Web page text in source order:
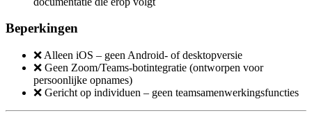
Beperkingen
❌ Alleen iOS – geen Android- of desktopversie
❌ Geen Zoom/Teams-botintegratie (ontworpen voor
persoonlijke opnames)
❌ Gericht op individuen – geen teamsamenwerkingsfuncties